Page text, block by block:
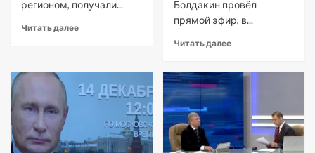
регионом, получали...
Читать далее
Болдакин провёл
прямой эфир, в...
Читать далее